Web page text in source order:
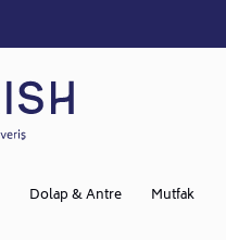
Dolap & Antre Mutfak